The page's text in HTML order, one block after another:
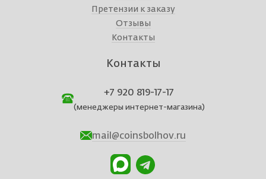
Претензии к заказу
Отзывы
Контакты
Контакты
+7 920 819-17-17
(менеджеры интернет-магазина)
mail@coinsbolhov.ru